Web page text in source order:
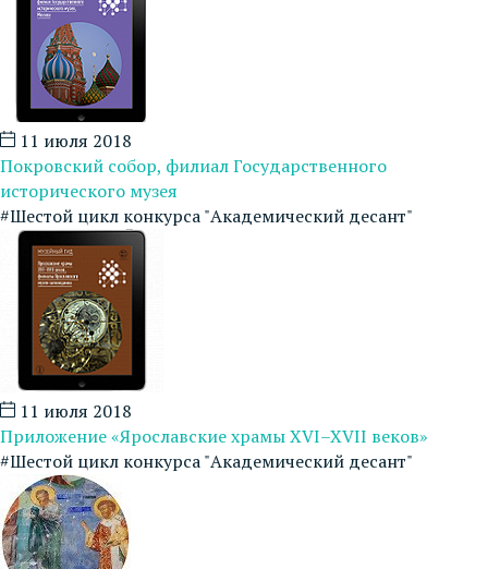
11 июля 2018
Покровский собор, филиал Государственного
исторического музея
#Шестой цикл конкурса "Академический десант"
11 июля 2018
Приложение «Ярославские храмы XVI–XVII веков»
#Шестой цикл конкурса "Академический десант"